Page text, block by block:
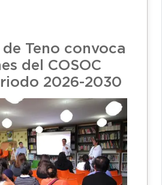
Teno convoca
del COSOC
2026-2030